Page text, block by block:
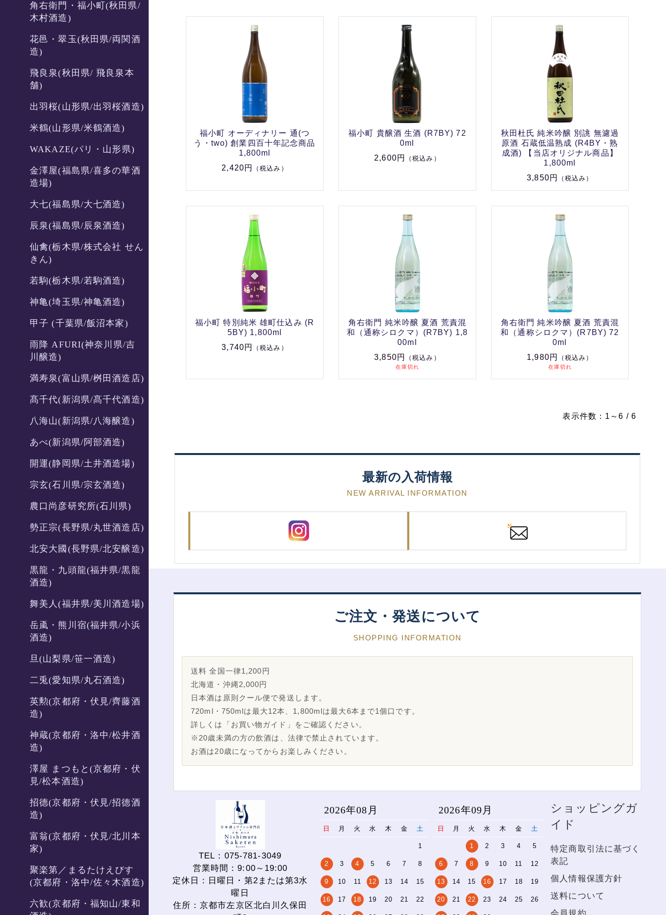
角右衛門・福小町(秋田県/
木村酒造)
花邑・翠玉(秋田県/両関酒
造)
飛良泉(秋田県/ 飛良泉本
舗)
出羽桜(山形県/出羽桜酒造)
米鶴(山形県/米鶴酒造)
WAKAZE(パリ・山形県)
金澤屋(福島県/喜多の華酒
造場)
大七(福島県/大七酒造)
辰泉(福島県/辰泉酒造)
仙禽(栃木県/株式会社 せん
きん)
若駒(栃木県/若駒酒造)
神亀(埼玉県/神亀酒造)
甲子 (千葉県/飯沼本家)
雨降 AFURI(神奈川県/吉
川醸造)
満寿泉(富山県/桝田酒造店)
髙千代(新潟県/髙千代酒造)
八海山(新潟県/八海醸造)
あべ(新潟県/阿部酒造)
開運(静岡県/土井酒造場)
宗玄(石川県/宗玄酒造)
農口尚彦研究所(石川県)
勢正宗(長野県/丸世酒造店)
北安大國(長野県/北安醸造)
黒龍・九頭龍(福井県/黒龍
酒造)
舞美人(福井県/美川酒造場)
岳颪・熊川宿(福井県/小浜
酒造)
旦(山梨県/笹一酒造)
二兎(愛知県/丸石酒造)
英勲(京都府・伏見/齊藤酒
造)
神蔵(京都府・洛中/松井酒
造)
澤屋 まつもと(京都府・伏
見/松本酒造)
招德(京都府・伏見/招德酒
造)
富翁(京都府・伏見/北川本
家)
聚楽第／まるたけえびす
(京都府・洛中/佐々木酒造)
六歓(京都府・福知山/東和
福小町 オーディナリー 通(つ
う・two) 創業四百十年記念商品
1,800ml
2,420円
（税込み）
福小町 貴醸酒 生酒 (R7BY) 72
0ml
2,600円
（税込み）
秋田杜氏 純米吟醸 別誂 無濾過
原酒 石蔵低温熟成 (R4BY・熟
成酒) 【当店オリジナル商品】
1,800ml
3,850円
（税込み）
福小町 特別純米 雄町仕込み (R
5BY) 1,800ml
3,740円
（税込み）
角右衛門 純米吟醸 夏酒 荒責混
和（通称シロクマ）(R7BY) 1,8
00ml
3,850円
（税込み）
在庫切れ
角右衛門 純米吟醸 夏酒 荒責混
和（通称シロクマ）(R7BY) 72
0ml
1,980円
（税込み）
在庫切れ
表示件数：1～6 / 6
最新の入荷情報
NEW ARRIVAL INFORMATION
ご注文・発送について
SHOPPING INFORMATION
送料 全国一律1,200円
北海道・沖縄2,000円
日本酒は原則クール便で発送します。
720ml・750mlは最大12本、1,800mlは最大6本まで1個口です。
詳しくは「お買い物ガイド」をご確認ください。
※20歳未満の方の飲酒は、法律で禁止されています。
お酒は20歳になってからお楽しみください。
TEL：075-781-3049
営業時間：9:00～19:00
定休日：日曜日・第2または第3水
曜日
住所：京都市左京区北白川久保田
2026年08月
日 月 火 水 木 金 土
1
2 3 4 5 6 7 8
9 10 11 12 13 14 15
16 17 18 19 20 21 22
2026年09月
日 月 火 水 木 金 土
1 2 3 4 5
6 7 8 9 10 11 12
13 14 15 16 17 18 19
20 21 22 23 24 25 26
ショッピングガ
イド
特定商取引法に基づく
表記
個人情報保護方針
送料について